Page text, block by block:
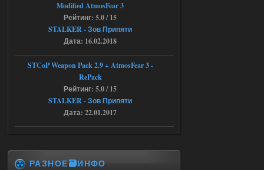
Объединенный Пак 2 + OGSR +
STCoP WP 3.4
Доступно только для пользователей
Ответить ➤
03.08.2026
Объединенный Пак 2 + OGSR +
andreyforest1993
Modified AtmosFear 3
Рейтинг: 5.0 / 15
STALKER - Зов Припяти
Дата: 16.02.2018
STCoP Weapon Pack 2.9 + AtmosFear 3 -
RePack
Рейтинг: 5.0 / 15
STALKER - Зов Припяти
Дата: 22.01.2017
РАЗНОЕ🗃️ИНФО